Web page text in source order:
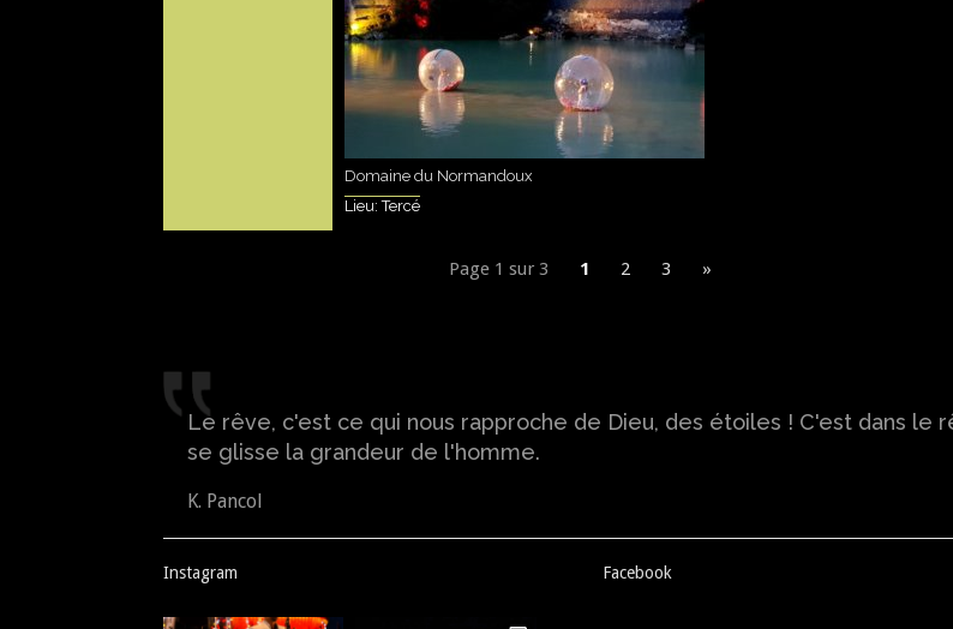
Domaine du Normandoux
Lieu: Tercé
Page 1 sur 3 1 2 3 »
Le rêve, c'est ce qui nous rapproche de Dieu, des étoiles ! C'est dans le
se glisse la grandeur de l'homme.
K. Pancol
Instagram Facebook